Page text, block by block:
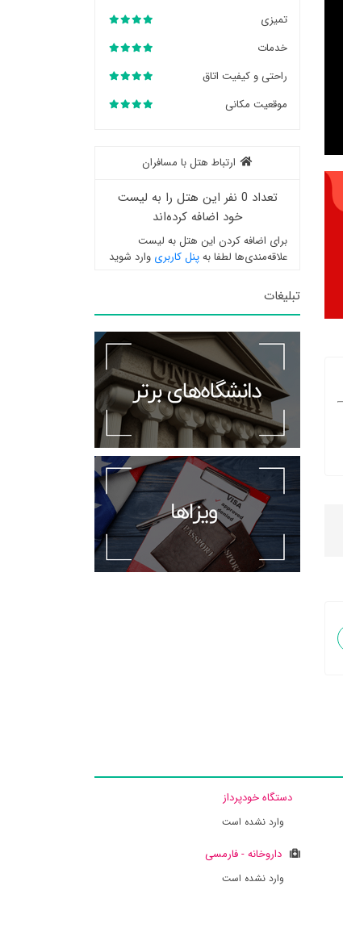
تمیزی
خدمات
راحتی و کیفیت اتاق
موقعیت مکانی
ارتباط هتل با مسافران
تعداد 0 نفر این هتل را به لیست
خود اضافه کرده‌اند
برای اضافه کردن این هتل به لیست
علاقه‌مندی‌ها لطفا بهپنل کاربری وارد شوید
تبلیغات
دستگاه خودپرداز
وارد نشده است
داروخانه - فارمسی
وارد نشده است